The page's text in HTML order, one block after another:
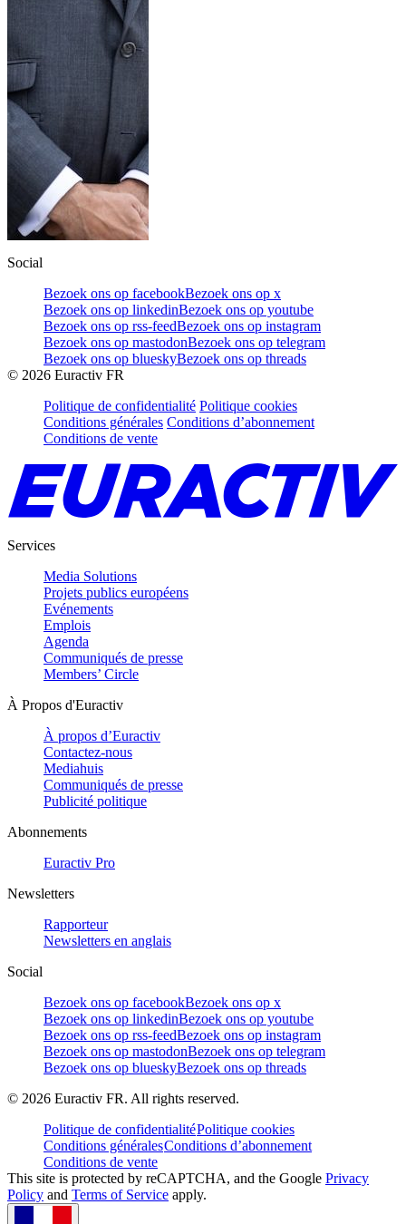
Social
Bezoek ons op facebookBezoek ons op x
Bezoek ons op linkedinBezoek ons op youtube
Bezoek ons op rss-feedBezoek ons op instagram
Bezoek ons op mastodonBezoek ons op telegram
Bezoek ons op blueskyBezoek ons op threads
© 2026 Euractiv FR
Politique de confidentialité Politique cookies
Conditions générales Conditions d’abonnement
Conditions de vente
Services
Media Solutions
Projets publics européens
Evénements
Emplois
Agenda
Communiqués de presse
Members’ Circle
À Propos d'Euractiv
À propos d’Euractiv
Contactez-nous
Mediahuis
Communiqués de presse
Publicité politique
Abonnements
Euractiv Pro
Newsletters
Rapporteur
Newsletters en anglais
Social
Bezoek ons op facebookBezoek ons op x
Bezoek ons op linkedinBezoek ons op youtube
Bezoek ons op rss-feedBezoek ons op instagram
Bezoek ons op mastodonBezoek ons op telegram
Bezoek ons op blueskyBezoek ons op threads
© 2026 Euractiv FR. All rights reserved.
Politique de confidentialitéPolitique cookies
Conditions généralesConditions d’abonnement
Conditions de vente
This site is protected by reCAPTCHA, and the Google Privacy
Policy and Terms of Service apply.